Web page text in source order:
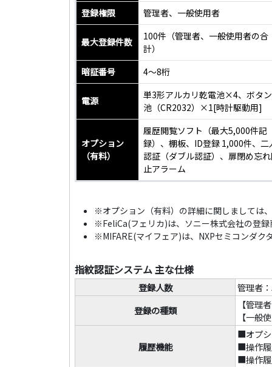
登録権限
管理者、一般使用者
最大登録件数
100件（管理者、一般使用者の合
計）
暗証番号
4～8桁
電源
単3形アルカリ乾電池×4、ボタ
池（CR2032）×1[時計駆動用]
オプション
（有料）
履歴閲覧ソフト（最大5,000件記
録）、棚板、ID登録 1,000件、二
認証（ダブル認証）、扉閉め忘
止アラーム
※オプション（有料）の詳細に関しましては
※FeliCa(フェリカ)は、ソニー株式会社の登録
※MIFARE(マイフェア)は、NXPセミコンダク
指紋認証システム 主な仕様
登録人数
管理者
登録の種類
【管理
【一般
履歴機能
■オプシ
■操作
■操作